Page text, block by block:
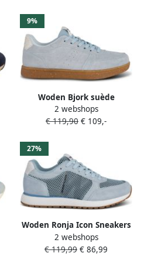
9%
Woden Bjork suède
sneakers lichtblauw
2 webshops
€ 119,90 € 109,-
27%
Woden Ronja Icon Sneakers
blauw Leer Dames
2 webshops
€ 119,99 € 86,99